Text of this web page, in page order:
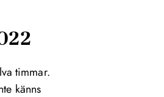
timmar.
känns